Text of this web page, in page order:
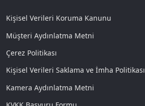
Kişisel Verileri Koruma Kanunu
Müşteri Aydınlatma Metni
Çerez Politikası
Kişisel Verileri Saklama ve İmha Politikası
Kamera Aydınlatma Metni